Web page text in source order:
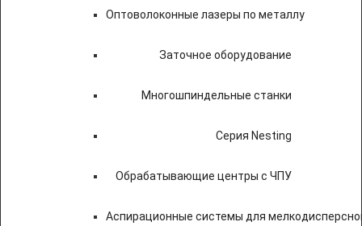
Оптоволоконные лазеры по металлу
Заточное оборудование
Многошпиндельные станки
Серия Nesting
Обрабатывающие центры с ЧПУ
Аспирационные системы для